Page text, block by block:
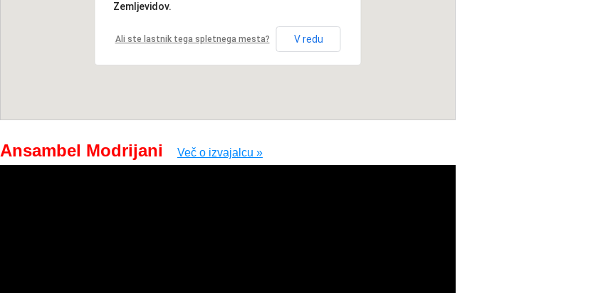
Zemljevidov.
Ali ste lastnik tega spletnega mesta? V redu
Ansambel Modrijani Več o izvajalcu »